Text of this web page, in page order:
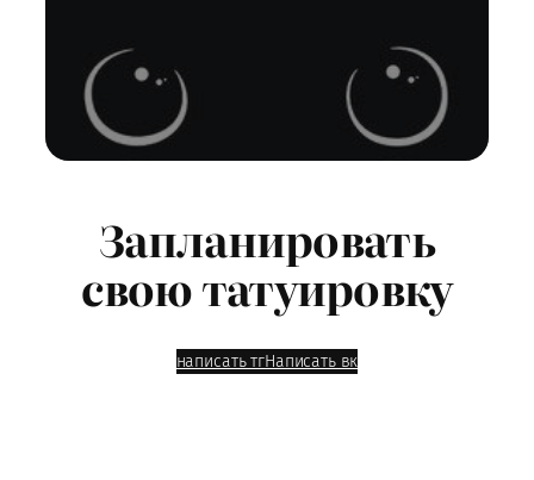
Запланировать
свою татуировку
написать тгНаписать вк